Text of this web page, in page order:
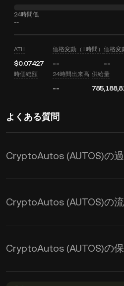
24時間低
--
ATH
$0.07427
価格変動（1時間）
--
価格変
--
時価総額 24時間出来高
--
供給量
よくある質問
CryptoAutos (AUTOS)の
CryptoAutos (AUTOS)の
CryptoAutos (AUTOS)の